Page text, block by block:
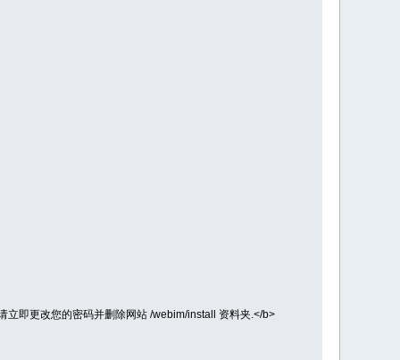
即更改您的密码并删除网站 /webim/install 资料夹.</b>